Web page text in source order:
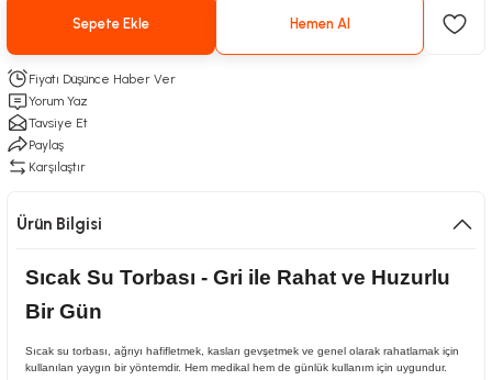
Sepete Ekle Hemen Al
Fiyatı Düşünce Haber Ver
Yorum Yaz
Tavsiye Et
Paylaş
Karşılaştır
Ürün Bilgisi
Sıcak Su Torbası - Gri ile Rahat ve Huzurlu
Bir Gün
Sıcak su torbası, ağrıyı hafifletmek, kasları gevşetmek ve genel olarak rahatlamak için
kullanılan yaygın bir yöntemdir. Hem medikal hem de günlük kullanım için uygundur.